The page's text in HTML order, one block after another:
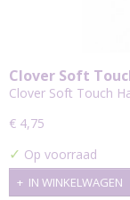
Clover Soft
Clover Soft Touch
€ 4,75
✓ Op voorraad
IN WINKELWAGEN